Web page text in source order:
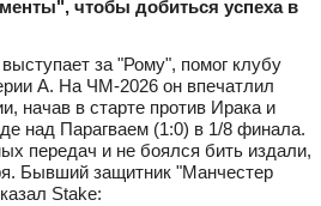
чтобы добиться успеха в
за "Рому", помог клубу
А. На ЧМ-2026 он впечатлил
начав в старте против Ирака и
над Парагваем (1:0) в 1/8 финала.
передач и не боялся бить издали,
Бывший защитник "Манчестер
Stake: